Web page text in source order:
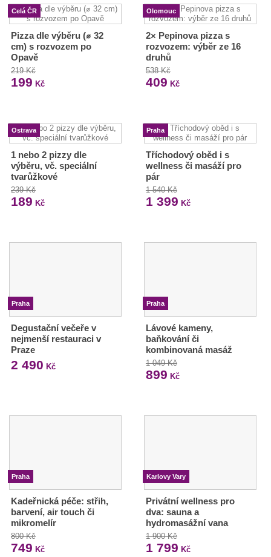
Celá ČR
Pizza dle výběru (⌀ 32
cm) s rozvozem po
Opavě
219 Kč
199 Kč
Olomouc
2× Pepinova pizza s
rozvozem: výběr ze 16
druhů
538 Kč
409 Kč
Ostrava
1 nebo 2 pizzy dle
výběru, vč. speciální
tvarůžkové
239 Kč
189 Kč
Praha
Tříchodový oběd i s
wellness či masáží pro
pár
1 540 Kč
1 399 Kč
Praha
Degustační večeře v
nejmenší restauraci v
Praze
2 490 Kč
Praha
Lávové kameny,
baňkování či
kombinovaná masáž
1 049 Kč
899 Kč
Praha
Kadeřnická péče: střih,
barvení, air touch či
mikromelír
800 Kč
749 Kč
Karlovy Vary
Privátní wellness pro
dva: sauna a
hydromasážní vana
1 900 Kč
1 799 Kč